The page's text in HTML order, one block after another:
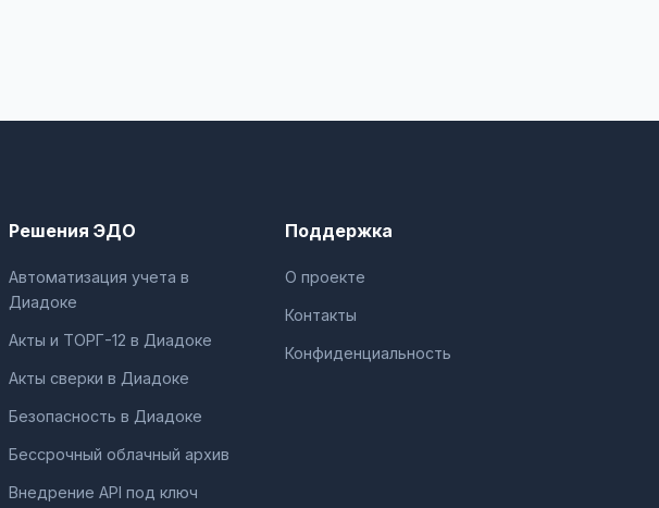
Решения ЭДО
Автоматизация учета в
Диадоке
Акты и ТОРГ-12 в Диадоке
Акты сверки в Диадоке
Безопасность в Диадоке
Бессрочный облачный архив
Внедрение API под ключ
Поддержка
О проекте
Контакты
Конфиденциальность